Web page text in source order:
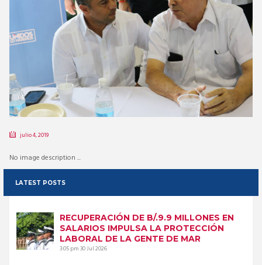
julio 4, 2019
No image description ...
LATEST POSTS
RECUPERACIÓN DE B/.9.9 MILLONES EN
SALARIOS IMPULSA LA PROTECCIÓN
LABORAL DE LA GENTE DE MAR
3:05 pm30 Jul 2026